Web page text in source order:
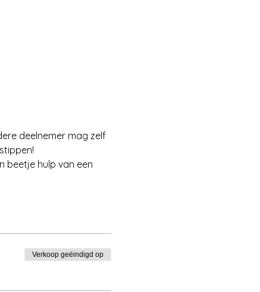
deelnemer mag zelf
beetje hulp van een
Verkoop geëindigd op